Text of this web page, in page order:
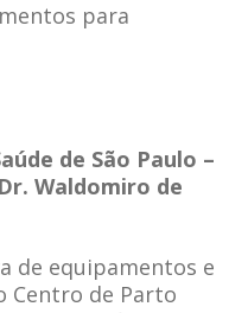
para
de São Paulo –
Waldomiro de
de equipamentos e
Centro de Parto